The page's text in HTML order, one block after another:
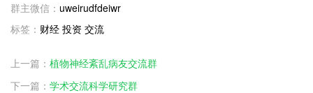
群主微信： uweirudfdeiwr
标签： 财经 投资 交流
上一篇： 植物神经紊乱病友交流群
下一篇： 学术交流科学研究群